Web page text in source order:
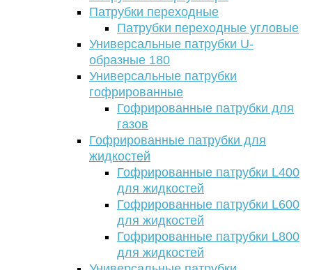
Патрубки переходные
Патрубки переходные угловые
Универсальные патрубки U-
образные 180
Универсальные патрубки
гофрированные
Гофрированные патрубки для
газов
Гофрированные патрубки для
жидкостей
Гофрированные патрубки L400
для жидкостей
Гофрированные патрубки L600
для жидкостей
Гофрированные патрубки L800
для жидкостей